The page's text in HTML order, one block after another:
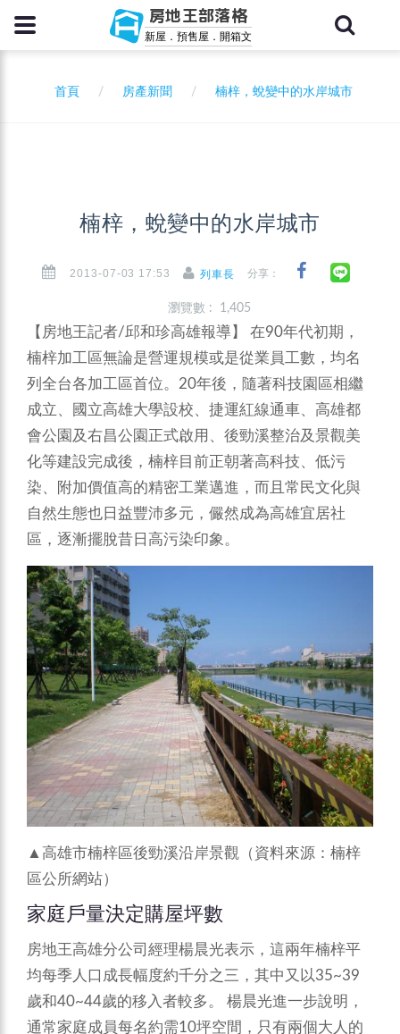
房地王部落格
新屋．預售屋．開箱文
首頁 房產新聞 楠梓，蛻變中的水岸城市
楠梓，蛻變中的水岸城市
2013-07-03 17:53 列車長 分享：
瀏覽數 : 1,405
【房地王記者/邱和珍高雄報導】 在90年代初期，
楠梓加工區無論是營運規模或是從業員工數，均名
列全台各加工區首位。20年後，隨著科技園區相繼
成立、國立高雄大學設校、捷運紅線通車、高雄都
會公園及右昌公園正式啟用、後勁溪整治及景觀美
化等建設完成後，楠梓目前正朝著高科技、低污
染、附加價值高的精密工業邁進，而且常民文化與
自然生態也日益豐沛多元，儼然成為高雄宜居社
區，逐漸擺脫昔日高污染印象。
▲高雄市楠梓區後勁溪沿岸景觀（資料來源：楠梓
區公所網站）
家庭戶量決定購屋坪數
房地王高雄分公司經理楊晨光表示，這兩年楠梓平
均每季人口成長幅度約千分之三，其中又以35~39
歲和40~44歲的移入者較多。 楊晨光進一步說明，
通常家庭成員每名約需10坪空間，只有兩個大人的